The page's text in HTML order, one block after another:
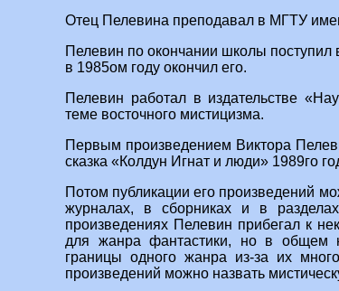
Отец Пелевина преподавал в МГТУ
Пелевин по окончании школы поступил
в 1985ом году окончил его.
Пелевин работал в издательстве
теме восточного мистицизма.
Первым произведением Виктора
сказка «Колдун Игнат и люди» 1989го
Потом публикации его произведений
журналах, в сборниках и в
произведениях Пелевин прибегал к
для жанра фантастики, но в общем
границы одного жанра из-за их
произведений можно назвать